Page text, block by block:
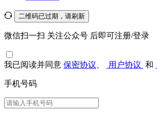
二维码已过期，请刷新
微信扫一扫 关注公众号 后即可注册/登录
我已阅读并同意 保密协议 用户协议 和
手机号码